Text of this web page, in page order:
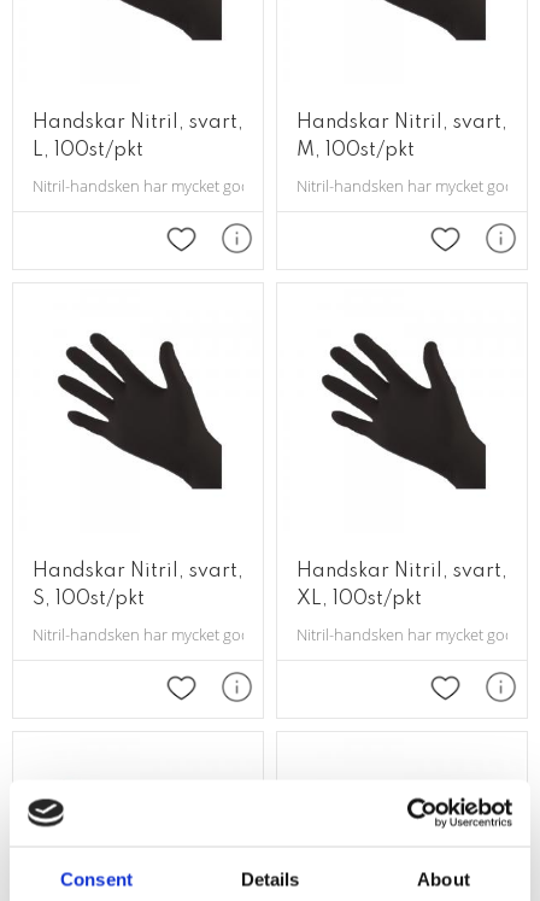
Consent Details About
Handskar Nitril, svart,
L, 100st/pkt
Nitril-handsken har mycket god passform.
Lägg till i favoriter
Handskar Nitril, svart,
M, 100st/pkt
Nitril-handsken har mycket god
Lägg till i
Handskar Nitril, svart,
S, 100st/pkt
Nitril-handsken har mycket god passform.
Lägg till i favoriter
Handskar Nitril, svart,
XL, 100st/pkt
Nitril-handsken har mycket god
Lägg till i